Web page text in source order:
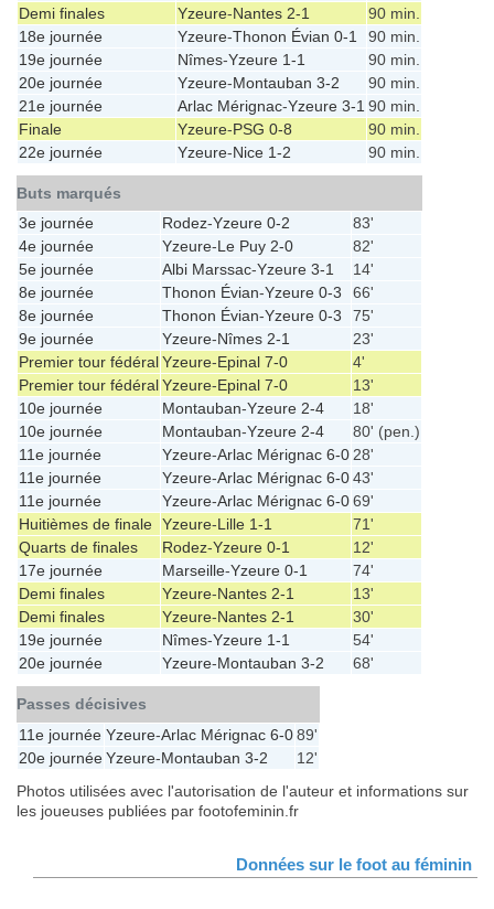
Demi finales
Yzeure-Nantes 2-1
90 min.
18e journée
Yzeure-Thonon Évian 0-1
90 min.
19e journée
Nîmes-Yzeure 1-1
90 min.
20e journée
Yzeure-Montauban 3-2
90 min.
21e journée
Arlac Mérignac-Yzeure 3-1 90 min.
Finale
Yzeure-PSG 0-8
90 min.
22e journée
Yzeure-Nice 1-2 90 min.
Buts marqués
3e journée
Rodez-Yzeure 0-2
83'
4e journée
Yzeure-Le Puy 2-0
82'
5e journée
Albi Marssac-Yzeure 3-1
14'
8e journée
Thonon Évian-Yzeure 0-3
66'
8e journée
Thonon Évian-Yzeure 0-3
75'
9e journée
Yzeure-Nîmes 2-1
23'
Premier tour fédéralYzeure-Epinal 7-0
4'
Premier tour fédéralYzeure-Epinal 7-0
13'
10e journée
Montauban-Yzeure 2-4
18'
10e journée
Montauban-Yzeure 2-4
80' (pen.)
11e journée
Yzeure-Arlac Mérignac 6-028'
11e journée
Yzeure-Arlac Mérignac 6-043'
11e journée
Yzeure-Arlac Mérignac 6-069'
Huitièmes de finale Yzeure-Lille 1-1
71'
Quarts de finales
Rodez-Yzeure 0-1
12'
17e journée
Marseille-Yzeure 0-1
74'
Demi finales
Yzeure-Nantes 2-1
13'
Demi finales
Yzeure-Nantes 2-1
30'
19e journée
Nîmes-Yzeure 1-1
54'
20e journée
Yzeure-Montauban 3-2 68'
Passes décisives
11e journée Yzeure-Arlac Mérignac 6-089'
20e journéeYzeure-Montauban 3-2
12'
Photos utilisées avec l'autorisation de l'auteur et informations sur
les joueuses publiées par footofeminin.fr
Données sur le foot au féminin